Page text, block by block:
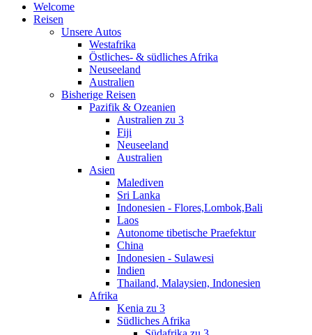
Welcome
Reisen
Unsere Autos
Westafrika
Östliches- & südliches Afrika
Neuseeland
Australien
Bisherige Reisen
Pazifik & Ozeanien
Australien zu 3
Fiji
Neuseeland
Australien
Asien
Malediven
Sri Lanka
Indonesien - Flores,Lombok,Bali
Laos
Autonome tibetische Praefektur
China
Indonesien - Sulawesi
Indien
Thailand, Malaysien, Indonesien
Afrika
Kenia zu 3
Südliches Afrika